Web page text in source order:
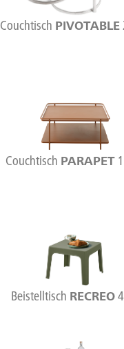
Couchtisch PIVOTABLE
Couchtisch PARAPET
Beistelltisch RECREO